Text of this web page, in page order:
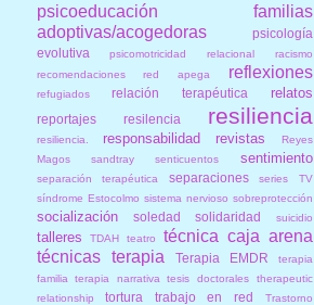
psicoeducación familias
adoptivas/acogedoras
psicología
evolutiva
psicomotricidad relacional
racismo
recomendaciones
red apega reflexiones
refugiados relación terapéutica relatos
reportajes resilencia resiliencia
resiliencia. responsabilidad revistas
Reyes
Magos
sandtray senticuentos sentimiento
separación terapéutica separaciones
series TV
síndrome Estocolmo sistema nervioso sobreprotección
socialización soledad solidaridad suicidio
talleres TDAH teatro
técnica caja arena
técnicas
terapia Terapia EMDR
terapia
familia
terapia narrativa tesis doctorales
therapeutic
relationship
tortura trabajo en red
Trastorno